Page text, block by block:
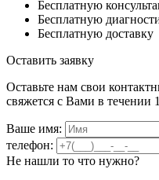
Бесплатную
Бесплатную
Бесплатную доставку
Оставить заявку
Оставьте нам свои
свяжется с Вами в течении
Ваше имя:
телефон:
Не нашли то что нужно?